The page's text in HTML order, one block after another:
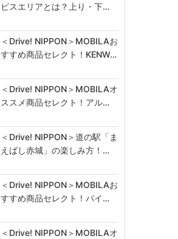
ビスエリアとは？上り・下…
＜Drive! NIPPON＞MOBILAお
すすめ商品セレクト！KENW…
＜Drive! NIPPON＞MOBILAオ
ススメ商品セレクト！アル…
＜Drive! NIPPON＞道の駅「ま
えばし赤城」の楽しみ方！…
＜Drive! NIPPON＞MOBILAお
すすめ商品セレクト！パイ…
＜Drive! NIPPON＞MOBILAオ